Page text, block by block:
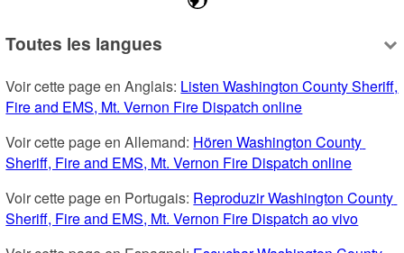
Toutes les langues
Voir cette page en Anglais: Listen Washington County Sheriff,
Fire and EMS, Mt. Vernon Fire Dispatch online
Voir cette page en Allemand: Hören Washington County
Sheriff, Fire and EMS, Mt. Vernon Fire Dispatch online
Voir cette page en Portugais: Reproduzir Washington County
Sheriff, Fire and EMS, Mt. Vernon Fire Dispatch ao vivo